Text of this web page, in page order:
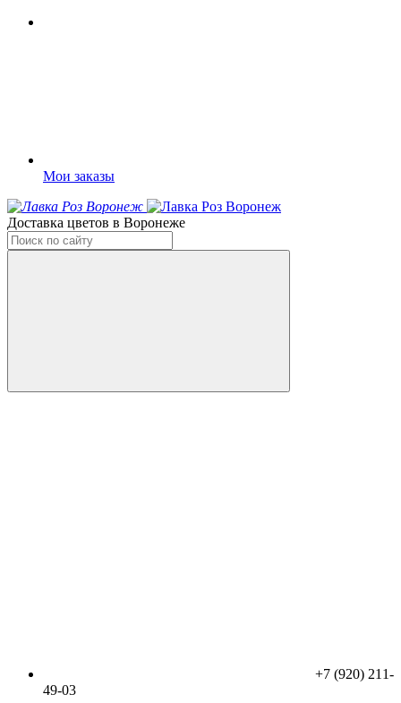
Мои заказы
Доставка цветов в Воронеже
+7 (920) 211-
49-03